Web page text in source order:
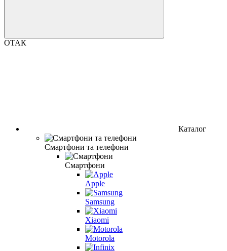
ОТАК
Каталог
Смартфони та телефони
Смартфони
Apple
Samsung
Xiaomi
Motorola